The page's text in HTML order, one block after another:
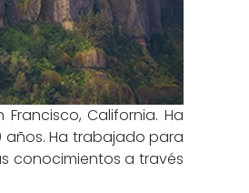
California. Ha
Ha trabajado para
conocimientos a través